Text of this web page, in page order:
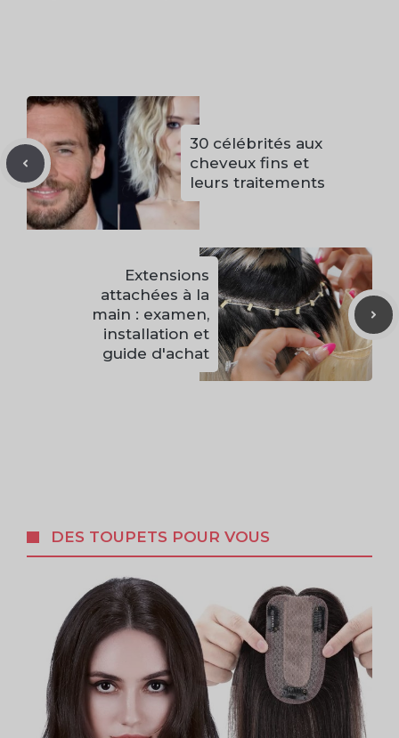
30 célébrités aux
cheveux fins et
leurs traitements
Extensions
attachées à la
main : examen,
installation et
guide d'achat
DES TOUPETS POUR VOUS